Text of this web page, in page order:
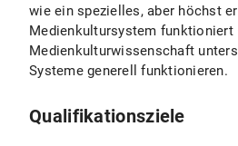
wie ein spezielles, aber höchst
Medienkultursystem funktioniert
Medienkulturwissenschaft
Systeme generell funktionieren.
Qualifikationsziele